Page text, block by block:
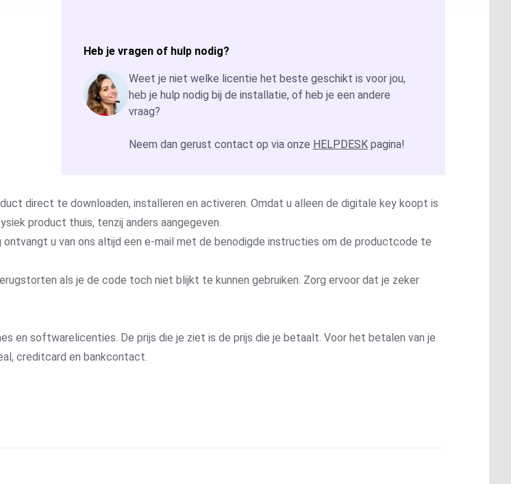
Heb je vragen of hulp nodig?
Weet je niet welke licentie het beste geschikt is voor jou,
heb je hulp nodig bij de installatie, of heb je een andere
vraag?
Neem dan gerust contact op via onze HELPDESKpagina!
direct te downloaden, installeren en activeren. Omdat u alleen de digitale key koopt is
product thuis, tenzij anders aangegeven.
u van ons altijd een e-mail met de benodigde instructies om de productcode te
als je de code toch niet blijkt te kunnen gebruiken. Zorg ervoor dat je zeker
en softwarelicenties. De prijs die je ziet is de prijs die je betaalt. Voor het betalen van je
creditcard en bankcontact.